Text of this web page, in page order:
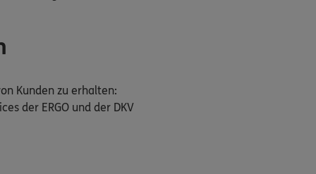
Kunden zu erhalten:
der ERGO und der DKV